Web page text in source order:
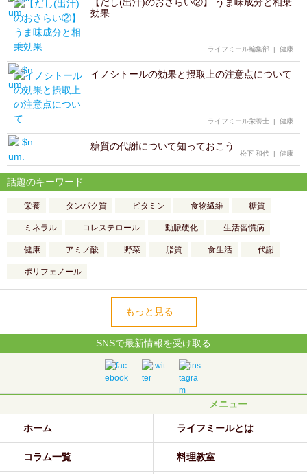
効果
ライフミール編集部 | 健康
イノシトールの効果と摂取上の注意点について
ライフミール栄養士 | 健康
糖質の代謝について知っておこう
松下 和代 | 健康
話題のキーワード
栄養 タンパク質 ビタミン 食物繊維 糖質
ミネラル コレステロール 動脈硬化 生活習慣病
健康 アミノ酸 野菜 脂質 食生活 代謝
ポリフェノール
もっと見る
SNSで最新情報を受け取る
メニュー
ホーム ライフミールとは
コラム一覧 料理教室